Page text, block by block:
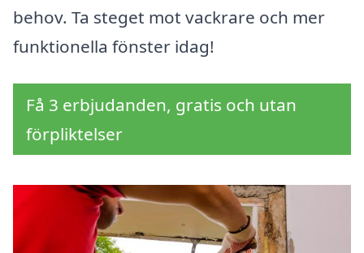
behov. Ta steget mot vackrare och mer
funktionella fönster idag!
Få 3 erbjudanden, gratis och utan
förpliktelser